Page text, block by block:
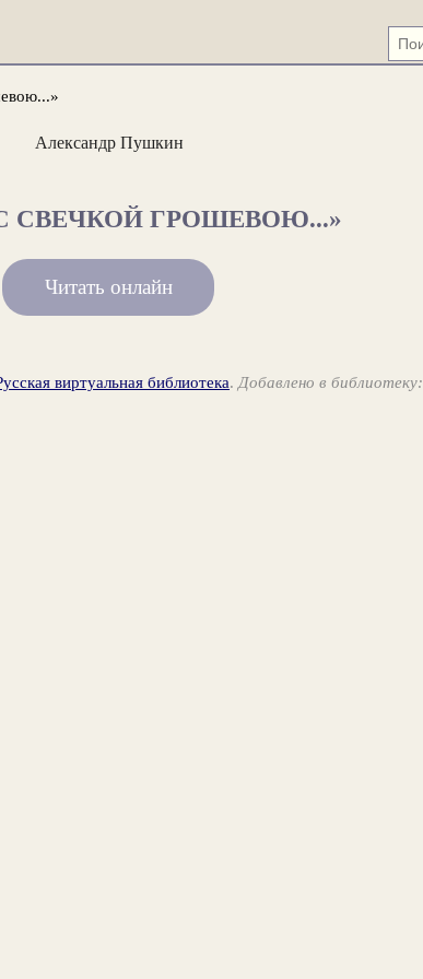
Александр Пушкин
СВЕЧКОЙ ГРОШЕВОЮ...»
Читать онлайн
виртуальная библиотека.Добавлено в библиотеку: